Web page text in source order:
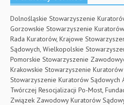
Dolnośląskie Stowarzyszenie
Gorzowskie Stowarzyszenie
Rada Kuratorów, Krajowe
Sądowych, Wielkopolskie
Pomorskie Stowarzyszenie
Krakowskie Stowarzyszenie Kuratorów
Stowarzyszenie Kuratorów Sądowych
Twórczej Resocjalizacji Po-Most,
Związek Zawodowy Kuratorów